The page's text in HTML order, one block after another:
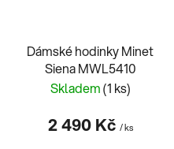
Dámské hodinky Minet
Siena MWL5410
Skladem(1 ks)
2 490 Kč / ks